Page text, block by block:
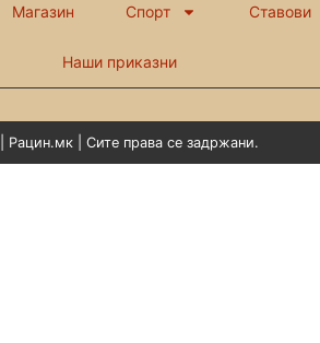
Магазин Спорт Ставови
Наши приказни
| Сите права се задржани.